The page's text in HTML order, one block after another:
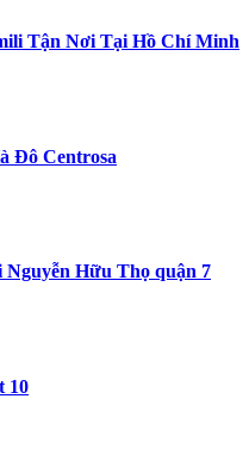
Tận Nơi Tại Hồ Chí Minh
Đô Centrosa
Nguyễn Hữu Thọ quận 7
10